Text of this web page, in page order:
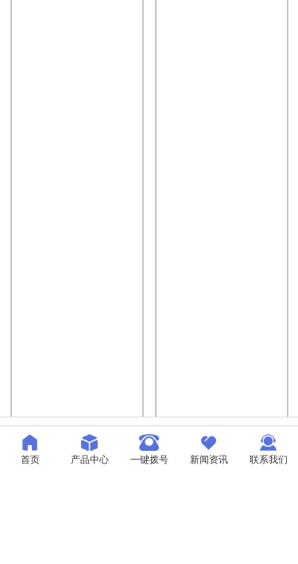
首页 产品中心 一键拨号 新闻资讯 联系我们